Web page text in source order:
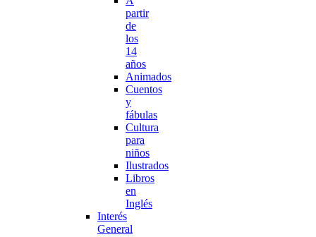
partir
de
los
14
años
Animados
Cuentos
y
fábulas
Cultura
para
niños
Ilustrados
Libros
en
Inglés
Interés
General